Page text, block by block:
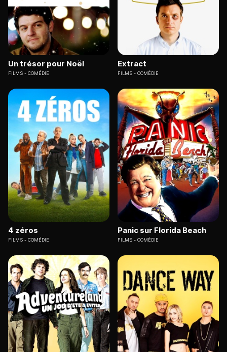
Un trésor pour Noël
FILMS COMÉDIE
Extract
FILMS COMÉDIE
4 zéros
FILMS COMÉDIE
Panic sur Florida Beach
FILMS COMÉDIE